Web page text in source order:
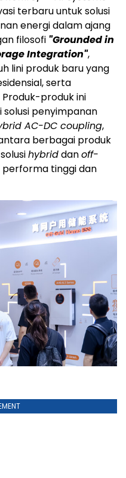
terbaru untuk solusi
energi dalam ajang
filosofi "Grounded in
Integration",
lini produk baru yang
serta
produk ini
penyimpanan
AC-DC coupling,
berbagai produk
hybriddanoff-
tinggi dan